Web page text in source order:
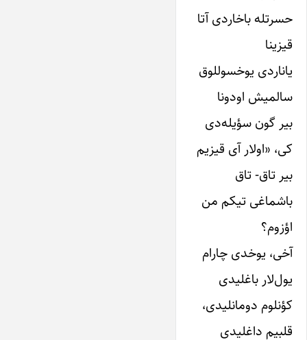
حسرتله باخاردی آتا
قیزینا
یاناردی یوخسوللوق
سالمیش اودونا
بیر گون سؤیله‌دی
کی، «اولار آی قیزیم
بیر تاق- تاق
باشماغی تیکم من
اؤزوم؟
آخی، یوخدی چارام
یول‌لار باغلیدی
کؤنلوم دومانلیدی،
قلبیم داغلیدی